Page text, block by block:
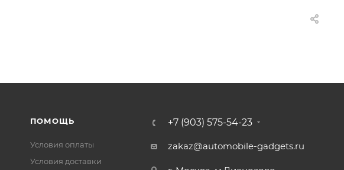
ПОМОЩЬ
Условия оплаты
Условия доставки
+7 (903) 575-54-23
zakaz@automobile-gadgets.ru